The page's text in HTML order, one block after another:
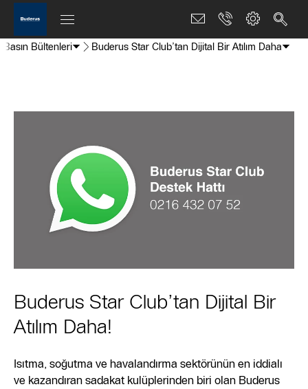
Basın Bültenleri Buderus Star Club’tan Dijital Bir Atılım Daha
Buderus Star Club’tan Dijital Bir
Atılım Daha!
Isıtma, soğutma ve havalandırma sektörünün en iddialı
ve kazandıran sadakat kulüplerinden biri olan Buderus